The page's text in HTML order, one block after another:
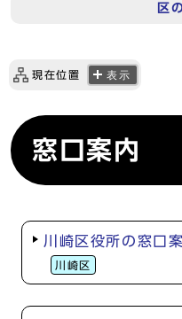
区
現在位置 表示
窓口案内
川崎区役所の窓口
川崎区